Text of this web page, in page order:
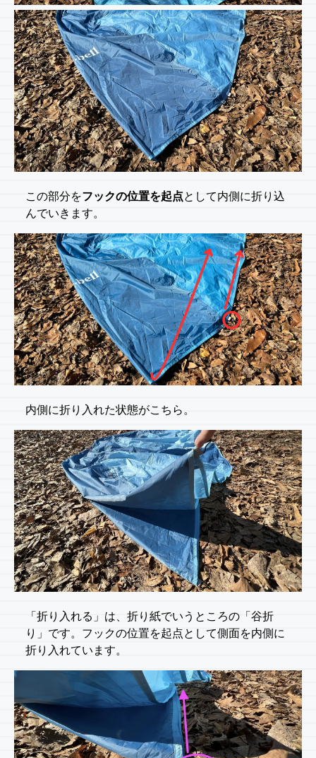
この部分をフックの位置を起点として内側に折り込
んでいきます。
内側に折り入れた状態がこちら。
「折り入れる」は、折り紙でいうところの「谷折
り」です。フックの位置を起点として側面を内側に
折り入れています。